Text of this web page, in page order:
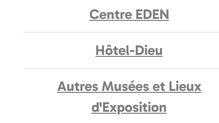
Centre EDEN
Hôtel-Dieu
Autres Musées et Lieux
d'Exposition